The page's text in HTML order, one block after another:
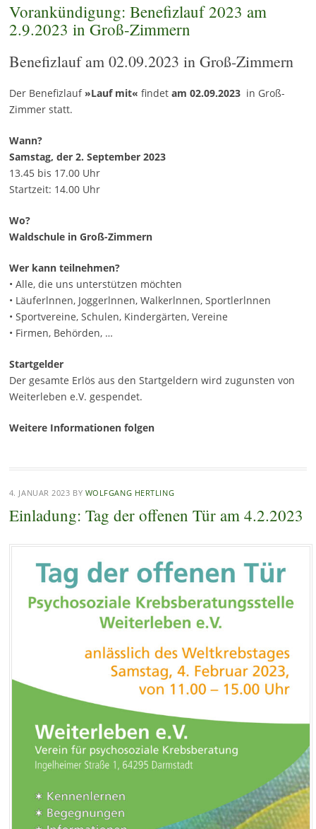
Vorankündigung: Benefizlauf 2023 am
2.9.2023 in Groß-Zimmern
Benefizlauf am 02.09.2023 in Groß-Zimmern
Der Benefizlauf »Lauf mit« findet am 02.09.2023in Groß-
Zimmer statt.
Wann?
Samstag, der 2. September 2023
13.45 bis 17.00 Uhr
Startzeit: 14.00 Uhr
Wo?
Waldschule in Groß-Zimmern
Wer kann teilnehmen?
• Alle, die uns unterstützen möchten
• Läuferlnnen, Joggerlnnen, Walkerlnnen, Sportlerlnnen
• Sportvereine, Schulen, Kindergärten, Vereine
• Firmen, Behörden, …
Startgelder
Der gesamte Erlös aus den Startgeldern wird zugunsten von
Weiterleben e.V. gespendet.
Weitere Informationen folgen
4. JANUAR 2023 BY WOLFGANG HERTLING
Einladung: Tag der offenen Tür am 4.2.2023